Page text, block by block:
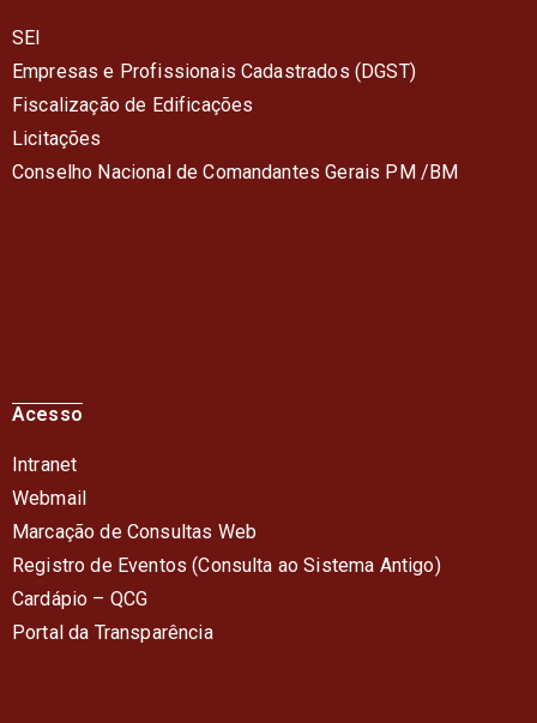
SEI
Empresas e Profissionais Cadastrados (DGST)
Fiscalização de Edificações
Licitações
Conselho Nacional de Comandantes Gerais PM /BM
Acesso
Intranet
Webmail
Marcação de Consultas Web
Registro de Eventos (Consulta ao Sistema Antigo)
Cardápio – QCG
Portal da Transparência